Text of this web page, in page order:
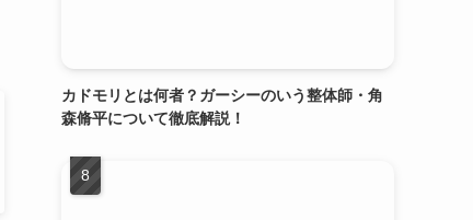
カドモリとは何者？ガーシーのいう整体師・角
森脩平について徹底解説！